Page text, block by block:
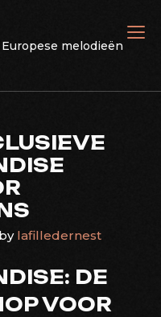
melodieën
lafilledernest
DE
VOOR